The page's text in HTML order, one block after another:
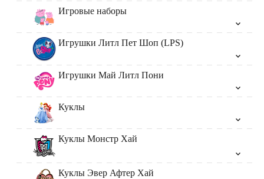
Игровые наборы
Игрушки Литл Пет Шоп (LPS)
Игрушки Май Литл Пони
Куклы
Куклы Монстр Хай
Куклы Эвер Афтер Хай